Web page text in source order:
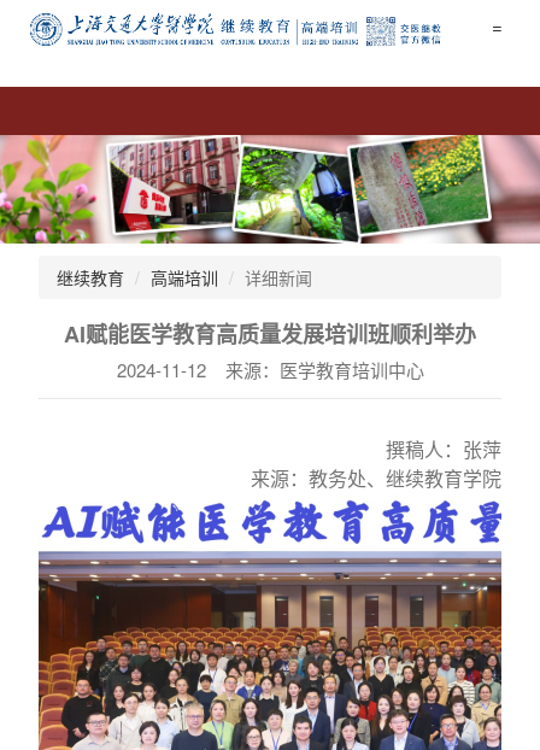
=
继续教育 高端培训 详细新闻
AI赋能医学教育高质量发展培训班顺利举办
2024-11-12 来源：医学教育培训中心
撰稿人：张萍
来源：教务处、继续教育学院